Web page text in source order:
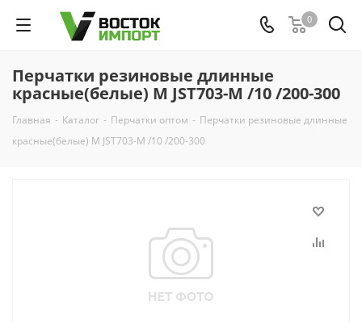
0
Перчатки резиновые длинные
красные(белые) M JST703-M /10 /200-300
Главная - Каталог - Перчатки оптом - Перчатки резиновые длинные
красные(белые) M JST703-M /10 /200-300